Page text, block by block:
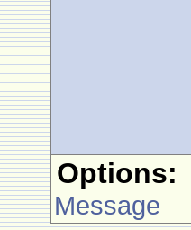
Options:
Message